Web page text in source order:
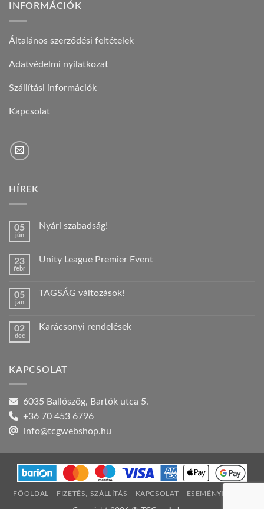
INFORMÁCIÓK
Általános szerződési feltételek
Adatvédelmi nyilatkozat
Szállítási információk
Kapcsolat
HÍREK
05
jún
Nyári szabadság!
Nyári
23
febr
Unity League Premier Event
Unity
bejegyzéshez
05
jan
TAGSÁG változások!
TAGSÁG
02
dec
Karácsonyi rendelések
rendelések
KAPCSOLAT
6035 Ballószög, Bartók utca 5.
+36 70 453 6796
info@tcgwebshop.hu
FŐOLDAL FIZETÉS, SZÁLLÍTÁS KAPCSOLAT ESEMÉNYNAPTÁR